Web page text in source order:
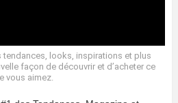
looks, inspirations et plus
façon de découvrir et d’acheter ce
vous aimez.